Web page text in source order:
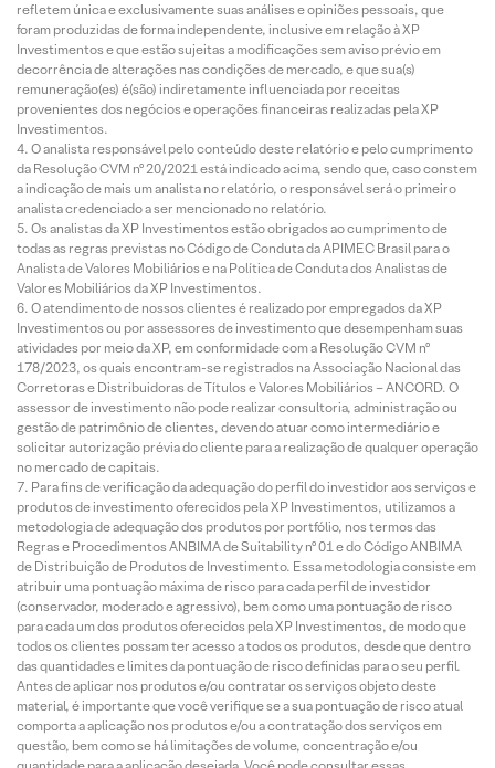
refletem única e exclusivamente suas análises e opiniões pessoais, que
foram produzidas de forma independente, inclusive em relação à XP
Investimentos e que estão sujeitas a modificações sem aviso prévio em
decorrência de alterações nas condições de mercado, e que sua(s)
remuneração(es) é(são) indiretamente influenciada por receitas
provenientes dos negócios e operações financeiras realizadas pela XP
Investimentos.
O analista responsável pelo conteúdo deste relatório e pelo cumprimento
da Resolução CVM nº 20/2021 está indicado acima, sendo que, caso constem
a indicação de mais um analista no relatório, o responsável será o primeiro
analista credenciado a ser mencionado no relatório.
Os analistas da XP Investimentos estão obrigados ao cumprimento de
todas as regras previstas no Código de Conduta da APIMEC Brasil para o
Analista de Valores Mobiliários e na Política de Conduta dos Analistas de
Valores Mobiliários da XP Investimentos.
O atendimento de nossos clientes é realizado por empregados da XP
Investimentos ou por assessores de investimento que desempenham suas
atividades por meio da XP, em conformidade com a Resolução CVM nº
178/2023, os quais encontram-se registrados na Associação Nacional das
Corretoras e Distribuidoras de Títulos e Valores Mobiliários – ANCORD. O
assessor de investimento não pode realizar consultoria, administração ou
gestão de patrimônio de clientes, devendo atuar como intermediário e
solicitar autorização prévia do cliente para a realização de qualquer operação
no mercado de capitais.
Para fins de verificação da adequação do perfil do investidor aos serviços e
produtos de investimento oferecidos pela XP Investimentos, utilizamos a
metodologia de adequação dos produtos por portfólio, nos termos das
Regras e Procedimentos ANBIMA de Suitability nº 01 e do Código ANBIMA
de Distribuição de Produtos de Investimento. Essa metodologia consiste em
atribuir uma pontuação máxima de risco para cada perfil de investidor
(conservador, moderado e agressivo), bem como uma pontuação de risco
para cada um dos produtos oferecidos pela XP Investimentos, de modo que
todos os clientes possam ter acesso a todos os produtos, desde que dentro
das quantidades e limites da pontuação de risco definidas para o seu perfil.
Antes de aplicar nos produtos e/ou contratar os serviços objeto deste
material, é importante que você verifique se a sua pontuação de risco atual
comporta a aplicação nos produtos e/ou a contratação dos serviços em
questão, bem como se há limitações de volume, concentração e/ou